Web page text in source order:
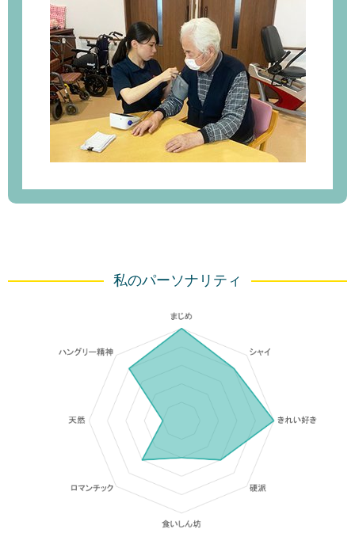
私のパーソナリティ